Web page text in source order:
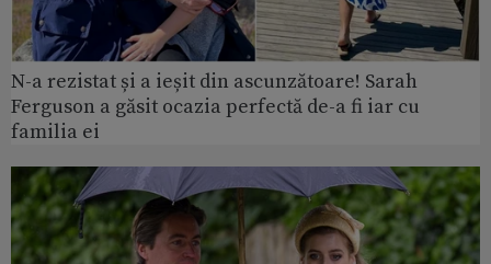
N-a rezistat și a ieșit din ascunzătoare! Sarah
Ferguson a găsit ocazia perfectă de-a fi iar cu
familia ei